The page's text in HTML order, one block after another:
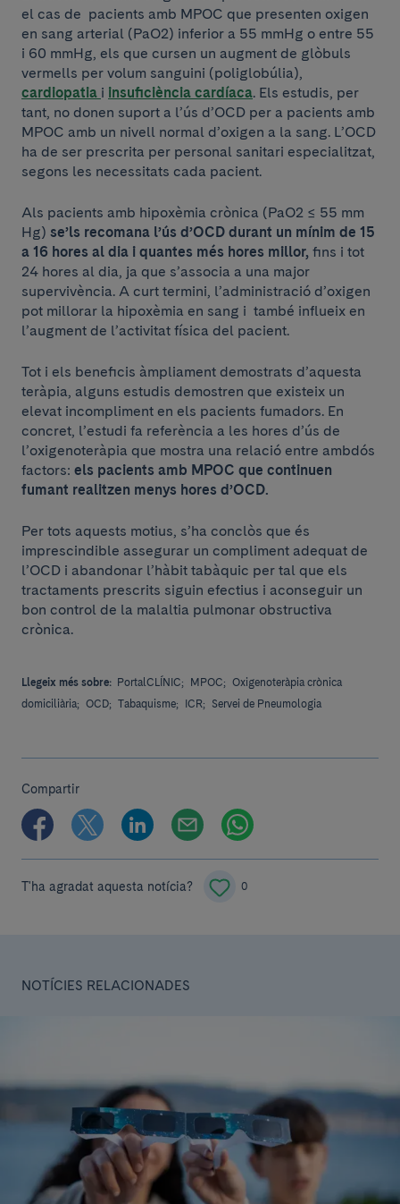
el cas de pacients amb MPOC que presenten oxigen
en sang arterial (PaO2) inferior a 55 mmHg o entre 55
i 60 mmHg, els que cursen un augment de glòbuls
vermells per volum sanguini (poliglobúlia),
cardiopatia i insuficiència cardíaca. Els estudis, per
tant, no donen suport a l’ús d’OCD per a pacients amb
MPOC amb un nivell normal d’oxigen a la sang. L’OCD
ha de ser prescrita per personal sanitari especialitzat,
segons les necessitats cada pacient.
Als pacients amb hipoxèmia crònica (PaO2 ≤ 55 mm
Hg) se’ls recomana l’ús d’OCD durant un mínim de 15
a 16 hores al dia i quantes més hores millor, fins i tot
24 hores al dia, ja que s’associa a una major
supervivència. A curt termini, l’administració d’oxigen
pot millorar la hipoxèmia en sang i també influeix en
l’augment de l’activitat física del pacient.
Tot i els beneficis àmpliament demostrats d’aquesta
teràpia, alguns estudis demostren que existeix un
elevat incompliment en els pacients fumadors. En
concret, l’estudi fa referència a les hores d’ús de
l’oxigenoteràpia que mostra una relació entre ambdós
factors: els pacients amb MPOC que continuen
fumant realitzen menys hores d’OCD.
Per tots aquests motius, s’ha conclòs que és
imprescindible assegurar un compliment adequat de
l’OCD i abandonar l’hàbit tabàquic per tal que els
tractaments prescrits siguin efectius i aconseguir un
bon control de la malaltia pulmonar obstructiva
crònica.
Llegeix més sobre: PortalCLÍNIC; MPOC; Oxigenoteràpia crònica
domiciliària; OCD; Tabaquisme; ICR; Servei de Pneumologia
Compartir
T'ha agradat aquesta notícia? 0
NOTÍCIES RELACIONADES